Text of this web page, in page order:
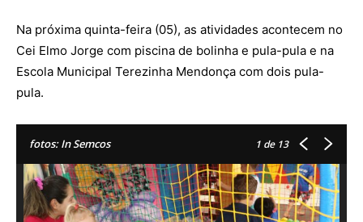
Na próxima quinta-feira (05), as atividades acontecem no
Cei Elmo Jorge com piscina de bolinha e pula-pula e na
Escola Municipal Terezinha Mendonça com dois pula-
pula.
fotos: In Semcos 1 de 13